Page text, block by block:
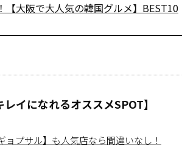
【大阪で大人気の韓国グルメ】BEST10
レイになれるオススメSPOT】
ョプサル】も人気店なら間違いなし！